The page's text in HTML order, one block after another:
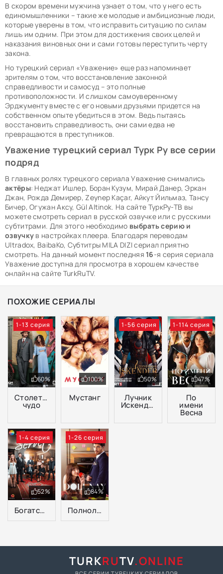
В скором времени мужчина узнает о том, что у него есть
единомышленники – такие же молодые и амбициозные люди,
которые уверены в том, что исправить ситуацию по силам
лишь им одним. При этом для достижения своих целей и
наказания виновных они и сами готовы переступить черту
закона.
Но турецкий сериал «Уважение» еще раз напоминает
зрителям о том, что восстановление законной
справедливости и самосуд – это полные
противоположности. И слишком самоуверенному
Эрджументу вместе с его новыми друзьями придется на
собственном опыте убедиться в этом. Ведь пытаясь
восстановить справедливость, они сами едва не
превращаются в преступников.
Уважение турецкий сериал Турк Ру все серии
подряд
В главных ролях турецкого сериала Уважение снимались
актёры: Неджат Ишлер, Боран Кузум, Мирай Данер, Эркан
Джан, Рожда Демирер, Zeynep Kaçar, Айкут Йильмаз, Тансу
Бичер, Огужан Аксу, Gül Altinok. На сайте ТуркРу-ТВ вы
можете смотреть сериал в русской озвучке или с русскими
субтитрами. Для этого необходимо выбрать серию и
озвучку в настройках плеера. Благодаря переводам
Ultradox, BaibaKo, Субтитры MILA DIZI сериал приятно
смотреть. На данный момент последняя16-я серия сериала
Уважение доступна для просмотра в хорошем качестве
онлайн на сайте TurkRuTV.
ПОХОЖИЕ СЕРИАЛЫ
Столетнее
чудо
60%
1-13 серия
Мустанг
100%
Лучник
Искендер
50%
1-56 серия
По
имени
Весна
47%
1-114 серия
Богатство
52%
1-4 серия
Полнолуние
84%
1-26 серия
TURKRUTV.ONLINE